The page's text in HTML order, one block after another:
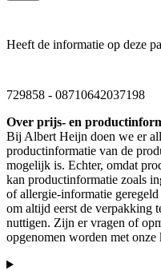
Heeft de informatie op deze
729858 - 08710642037198
Over prijs- en
Bij Albert Heijn doen we er
productinformatie van de
mogelijk is. Echter, omdat
kan productinformatie zoals
of allergie-informatie geregeld
om altijd eerst de verpakking
nuttigen. Zijn er vragen of
opgenomen worden met onze